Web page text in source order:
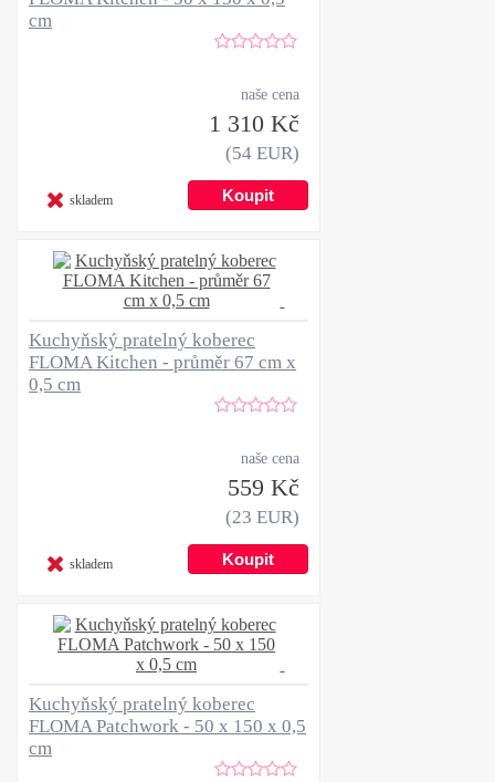
cm
naše cena
1 310 Kč
(54 EUR)
skladem
Kuchyňský pratelný koberec
FLOMA Kitchen - průměr 67 cm x
0,5 cm
naše cena
559 Kč
(23 EUR)
skladem
Kuchyňský pratelný koberec
FLOMA Patchwork - 50 x 150 x 0,5
cm